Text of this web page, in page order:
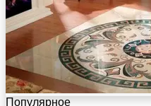
Популярное